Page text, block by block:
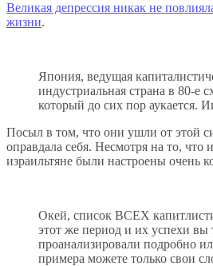
Великая депрессия никак не
жизни.
Япония, ведущая
индустриальная страна в 80-е
который до сих пор аукается.
Посыл в том, что они ушли от этой
оправдала себя. Несмотря на то, что
израильтяне были настроены очень
Окей, список ВСЕХ
этот же период и их успехи вы
проанализировали подробно
примера можете только свои